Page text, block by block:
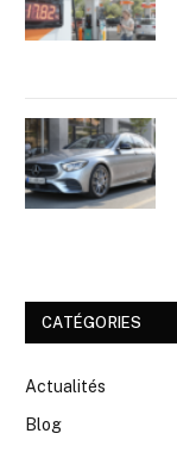
CATÉGORIES
Actualités
Blog